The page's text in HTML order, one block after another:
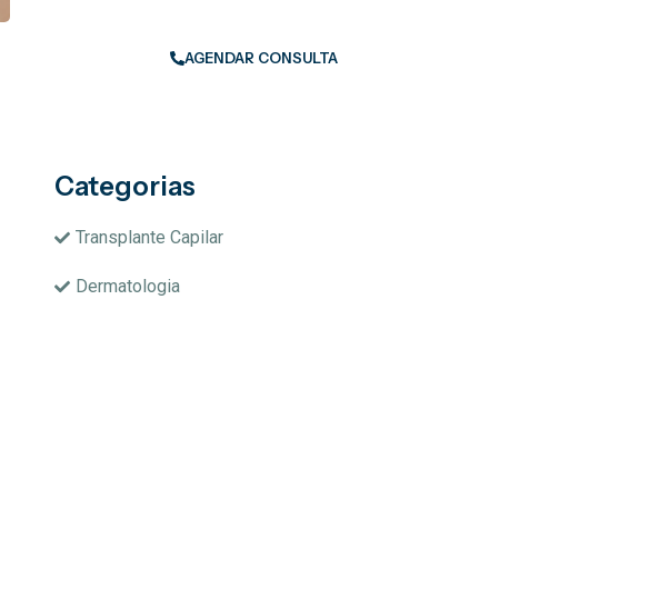
AGENDAR CONSULTA
Categorias
Transplante Capilar
Dermatologia